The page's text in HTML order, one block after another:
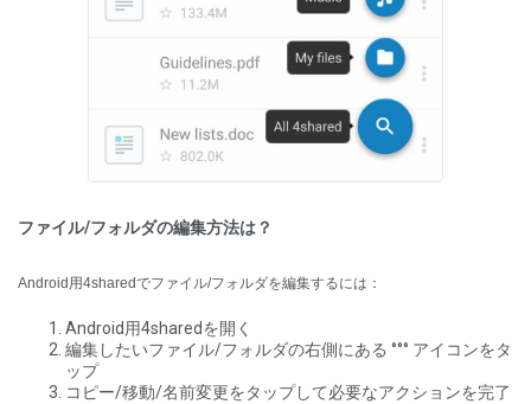
ファイル/フォルダの編集方法は？
Android用4sharedでファイル/フォルダを編集するには：
Android用4sharedを開く
編集したいファイル/フォルダの右側にある °°° アイコンをタ
ップ
コピー/移動/名前変更をタップして必要なアクションを完了